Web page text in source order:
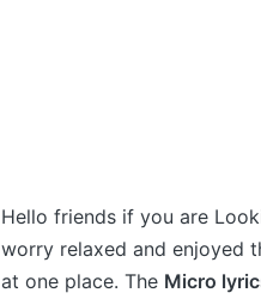
Hello friends if you are
worry relaxed and enjoyed
at one place. The Micro